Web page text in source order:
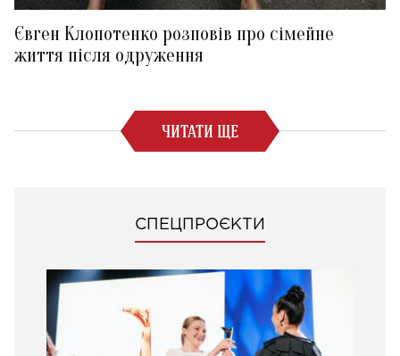
Євген Клопотенко розповів про сімейне
життя після одруження
ЧИТАТИ ЩЕ
СПЕЦПРОЄКТИ